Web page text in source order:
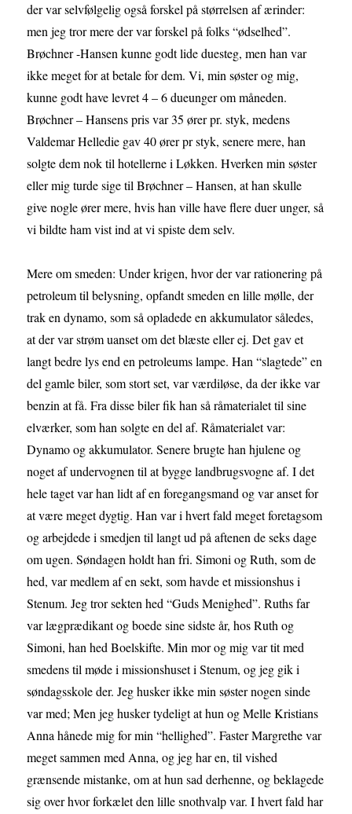
der var selvfølgelig også forskel på størrelsen af ærinder:
men jeg tror mere der var forskel på folks “ødselhed”.
Brøchner -Hansen kunne godt lide duesteg, men han var
ikke meget for at betale for dem. Vi, min søster og mig,
kunne godt have levret 4 – 6 dueunger om måneden.
Brøchner – Hansens pris var 35 ører pr. styk, medens
Valdemar Helledie gav 40 ører pr styk, senere mere, han
solgte dem nok til hotellerne i Løkken. Hverken min søster
eller mig turde sige til Brøchner – Hansen, at han skulle
give nogle ører mere, hvis han ville have flere duer unger, så
vi bildte ham vist ind at vi spiste dem selv.
Mere om smeden: Under krigen, hvor der var rationering på
petroleum til belysning, opfandt smeden en lille mølle, der
trak en dynamo, som så opladede en akkumulator således,
at der var strøm uanset om det blæste eller ej. Det gav et
langt bedre lys end en petroleums lampe. Han “slagtede” en
del gamle biler, som stort set, var værdiløse, da der ikke var
benzin at få. Fra disse biler fik han så råmaterialet til sine
elværker, som han solgte en del af. Råmaterialet var:
Dynamo og akkumulator. Senere brugte han hjulene og
noget af undervognen til at bygge landbrugsvogne af. I det
hele taget var han lidt af en foregangsmand og var anset for
at være meget dygtig. Han var i hvert fald meget foretagsom
og arbejdede i smedjen til langt ud på aftenen de seks dage
om ugen. Søndagen holdt han fri. Simoni og Ruth, som de
hed, var medlem af en sekt, som havde et missionshus i
Stenum. Jeg tror sekten hed “Guds Menighed”. Ruths far
var lægprædikant og boede sine sidste år, hos Ruth og
Simoni, han hed Boelskifte. Min mor og mig var tit med
smedens til møde i missionshuset i Stenum, og jeg gik i
søndagsskole der. Jeg husker ikke min søster nogen sinde
var med; Men jeg husker tydeligt at hun og Melle Kristians
Anna hånede mig for min “hellighed”. Faster Margrethe var
meget sammen med Anna, og jeg har en, til vished
grænsende mistanke, om at hun sad derhenne, og beklagede
sig over hvor forkælet den lille snothvalp var. I hvert fald har